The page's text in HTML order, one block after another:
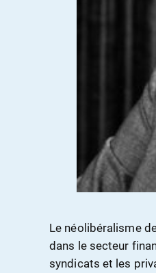
Le néolibéralisme
dans le secteur
syndicats et les